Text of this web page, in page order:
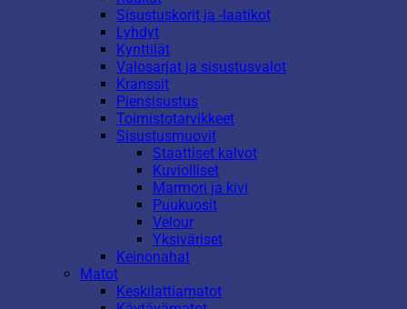
Sisustuskorit ja -laatikot
Lyhdyt
Kynttilät
Valosarjat ja sisustusvalot
Kranssit
Piensisustus
Toimistotarvikkeet
Sisustusmuovit
Staattiset kalvot
Kuviolliset
Marmori ja kivi
Puukuosit
Velour
Yksiväriset
Keinonahat
Matot
Keskilattiamatot